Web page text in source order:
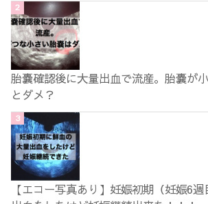
胎嚢確認後に大量出血で流産。胎嚢が
とダメ？
【エコー写真あり】妊娠初期（妊娠6